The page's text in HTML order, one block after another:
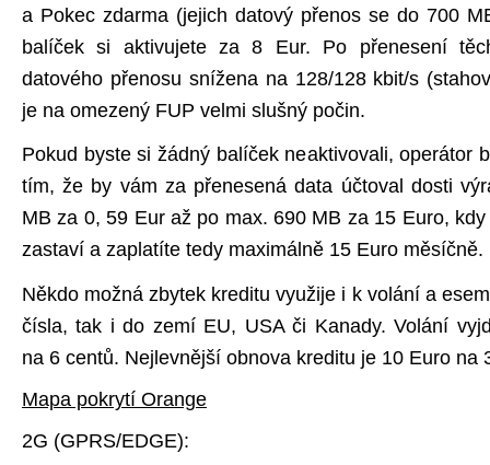
a Pokec zdarma (jejich datový přenos se do 700
balíček si aktivujete za 8 Eur. Po přenesení
datového přenosu snížena na 128/128 kbit/s
je na omezený FUP velmi slušný počin.
Pokud byste si žádný balíček neaktivovali, operátor
tím, že by vám za přenesená data účtoval dosti
MB za 0, 59 Eur až po max. 690 MB za 15 Euro,
zastaví a zaplatíte tedy maximálně 15 Euro měsíčně.
Někdo možná zbytek kreditu využije i k volání a
čísla, tak i do zemí EU, USA či Kanady. Volání
na 6 centů. Nejlevnější obnova kreditu je 10 Euro na
Mapa pokrytí Orange
2G (GPRS/EDGE):